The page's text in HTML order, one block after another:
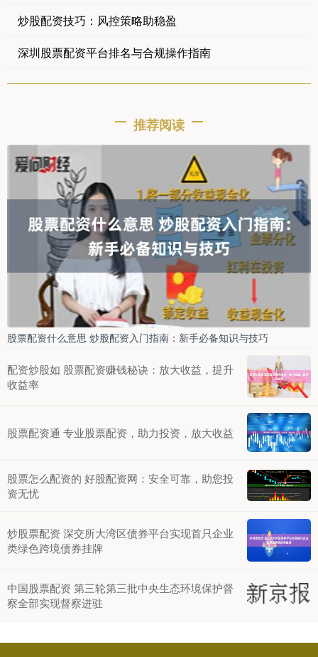
炒股配资技巧：风控策略助稳盈
深圳股票配资平台排名与合规操作指南
推荐阅读
股票配资什么意思 炒股配资入门指南：新手必备知识与技巧
配资炒股如 股票配资赚钱秘诀：放大收益，提升
收益率
股票配资通 专业股票配资，助力投资，放大收益
股票怎么配资的 好股配资网：安全可靠，助您投
资无忧
炒股票配资 深交所大湾区债券平台实现首只企业
类绿色跨境债券挂牌
中国股票配资 第三轮第三批中央生态环境保护督
察全部实现督察进驻